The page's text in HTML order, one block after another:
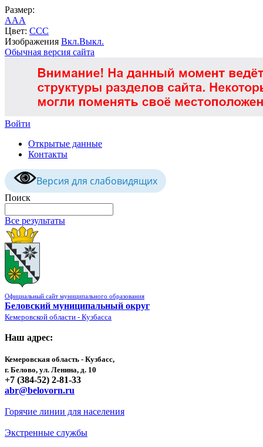
Размер:
AAA
Цвет: CCC
Изображения Вкл.Выкл.
Обычная версия сайта
Войти
Открытые данные
Контакты
Версия для слабовидящих
Поиск
Все результаты
Официальный сайт муниципального образования
Беловский муниципальный округ
Кемеровской области - Кузбасса
Наш адрес:
Кемеровская область - Кузбасс,
г. Белово, ул. Ленина, д. 10
+7 (384-52) 2-81-33
abr@belovorn.ru
Горячие линии для населения
Экстренные службы